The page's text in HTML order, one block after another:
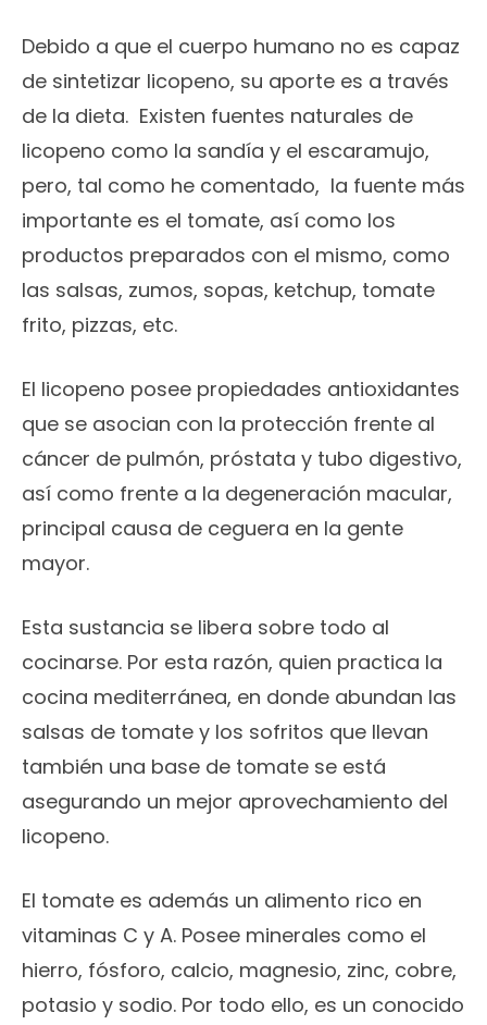
Debido a que el cuerpo humano no es capaz
de sintetizar licopeno, su aporte es a través
de la dieta. Existen fuentes naturales de
licopeno como la sandía y el escaramujo,
pero, tal como he comentado, la fuente más
importante es el tomate, así como los
productos preparados con el mismo, como
las salsas, zumos, sopas, ketchup, tomate
frito, pizzas, etc.
El licopeno posee propiedades antioxidantes
que se asocian con la protección frente al
cáncer de pulmón, próstata y tubo digestivo,
así como frente a la degeneración macular,
principal causa de ceguera en la gente
mayor.
Esta sustancia se libera sobre todo al
cocinarse. Por esta razón, quien practica la
cocina mediterránea, en donde abundan las
salsas de tomate y los sofritos que llevan
también una base de tomate se está
asegurando un mejor aprovechamiento del
licopeno.
El tomate es además un alimento rico en
vitaminas C y A. Posee minerales como el
hierro, fósforo, calcio, magnesio, zinc, cobre,
potasio y sodio. Por todo ello, es un conocido